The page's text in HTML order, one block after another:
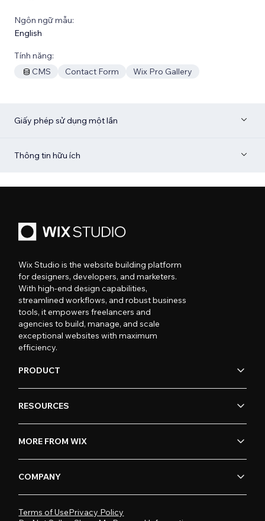
Ngôn ngữ mẫu:
English
Tính năng:
CMS
Contact Form Wix Pro Gallery
Giấy phép sử dụng một lần
Thông tin hữu ích
Wix Studio is the website building platform
for designers, developers, and marketers.
With high-end design capabilities,
streamlined workflows, and robust business
tools, it empowers freelancers and
agencies to build, manage, and scale
exceptional websites with maximum
efficiency.
PRODUCT
RESOURCES
MORE FROM WIX
COMPANY
Terms of UsePrivacy Policy